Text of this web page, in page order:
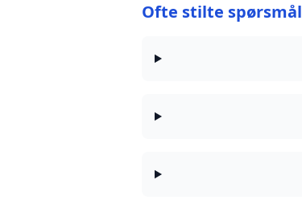
Ofte stilte spørsmål